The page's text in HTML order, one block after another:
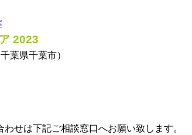
2023
葉県千葉市）
せは下記ご相談窓口へお願い致します。